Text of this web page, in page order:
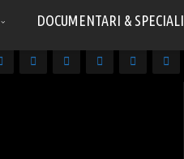
DOCUMENTARI & SPECIALI